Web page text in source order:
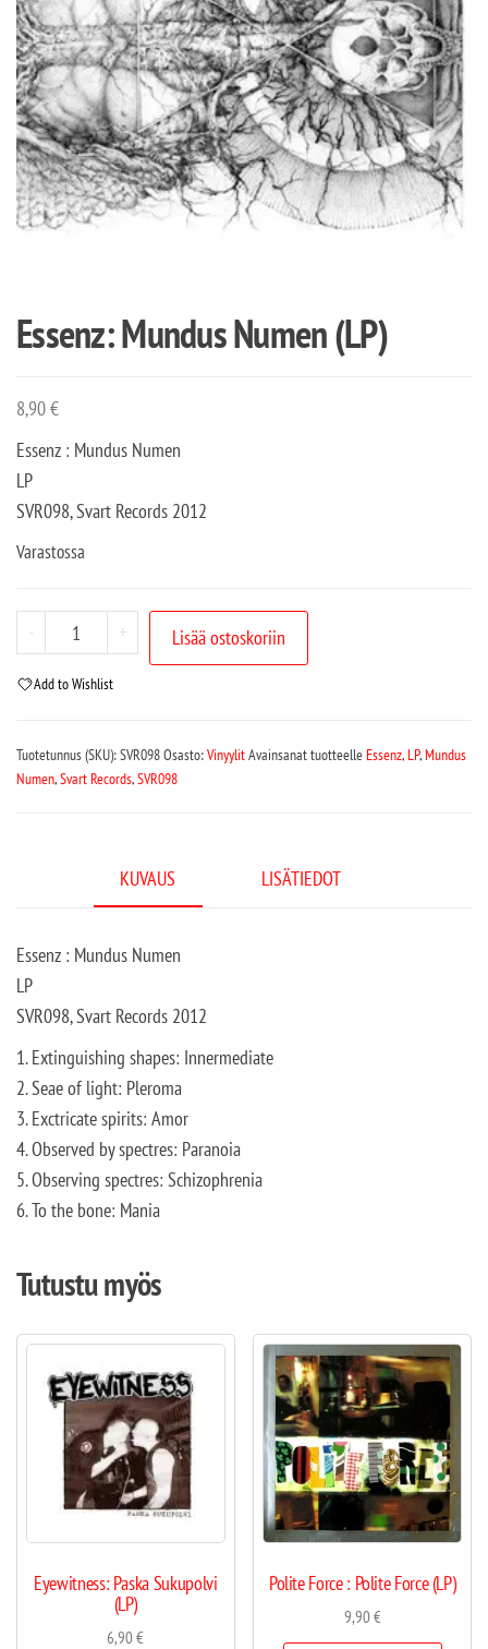
Essenz: Mundus Numen (LP)
8,90€
Essenz : Mundus Numen
LP
SVR098, Svart Records 2012
Varastossa
- + Lisää ostoskoriin
Add to Wishlist
Tuotetunnus (SKU):SVR098Osasto:VinyylitAvainsanat tuotteelleEssenz,LP,Mundus
Numen,Svart Records,SVR098
KUVAUS LISÄTIEDOT
Essenz : Mundus Numen
LP
SVR098, Svart Records 2012
1. Extinguishing shapes: Innermediate
2. Seae of light: Pleroma
3. Exctricate spirits: Amor
4. Observed by spectres: Paranoia
5. Observing spectres: Schizophrenia
6. To the bone: Mania
Tutustu myös
Eyewitness: Paska Sukupolvi
(LP)
6,90€
Polite Force : Polite Force (LP)
9,90€